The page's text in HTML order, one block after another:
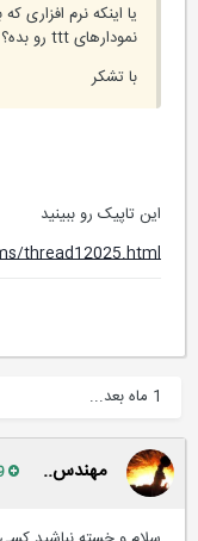
یا اینکه نرم افزاری
نمودارهای ttt رو بده؟
با تشکر
این تاپیک رو ببینید
thread12025.html
مهندس..